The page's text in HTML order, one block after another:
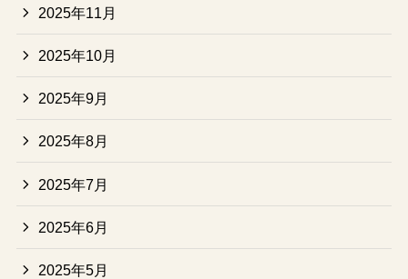
2025年11月
2025年10月
2025年9月
2025年8月
2025年7月
2025年6月
2025年5月